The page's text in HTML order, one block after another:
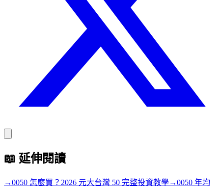
📖 延伸閱讀
→0050 怎麼買？2026 元大台灣 50 完整投資教學→0050 年均